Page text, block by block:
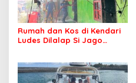
Rumah dan Kos di Kendari
Ludes Dilalap Si Jago